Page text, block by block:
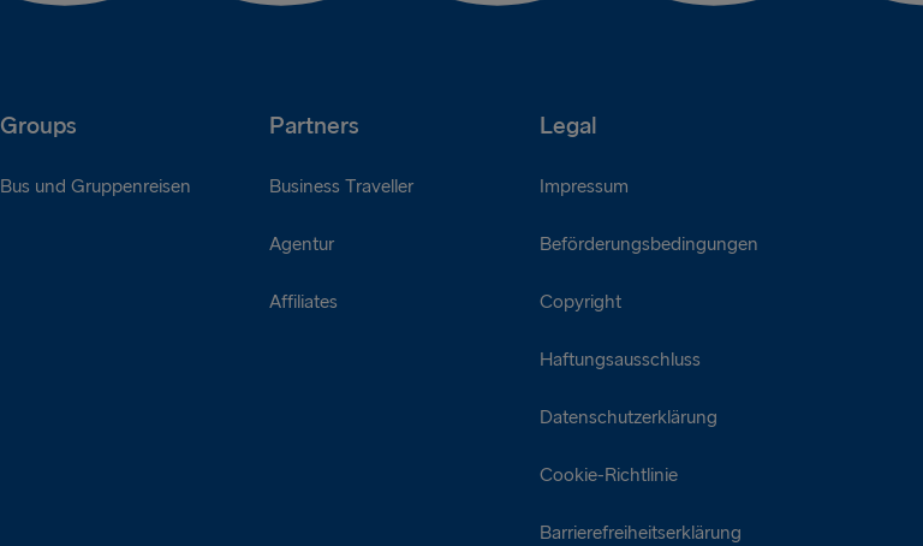
Groups Partners Legal
Bus und Gruppenreisen Business Traveller
Agentur
Affiliates
Impressum
Beförderungsbedingungen
Copyright
Haftungsausschluss
Datenschutzerklärung
Cookie-Richtlinie
Barrierefreiheitserklärung